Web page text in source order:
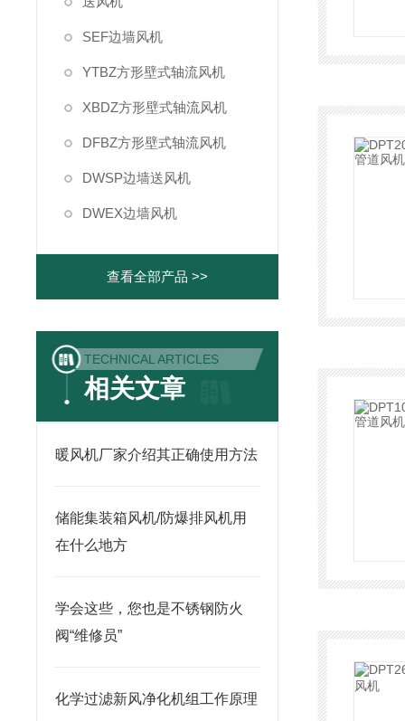
SEF边墙风机
YTBZ方形壁式轴流风机
XBDZ方形壁式轴流风机
DFBZ方形壁式轴流风机
DWSP边墙送风机
DWEX边墙风机
查看全部产品 >>
TECHNICAL ARTICLES
相关文章
暖风机厂家介绍其正确使用方法
储能集装箱风机/防爆排风机用
在什么地方
学会这些，您也是不锈钢防火
阀“维修员”
化学过滤新风净化机组工作原理